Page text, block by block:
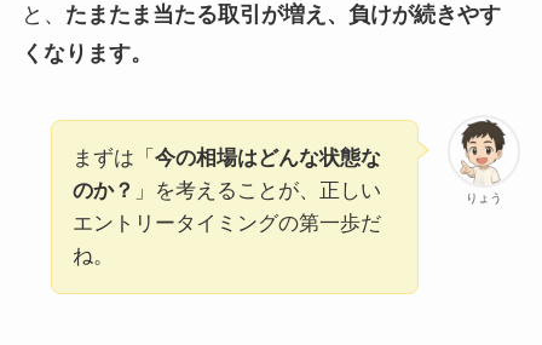
と、 たまたま当たる取引が増え、負けが続きやす
くなります。
りょう
まずは「 今の相場はどんな状態な
のか？ 」を考えることが、正しい
エントリータイミングの第一歩だ
ね。